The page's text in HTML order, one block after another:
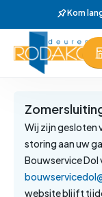
content
Kom
Wij zijn gesloten
storing aan uw
Bouwservice Dol
website blijft